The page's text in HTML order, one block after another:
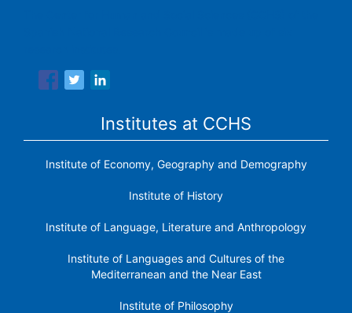
Institutes at CCHS
Institute of Economy, Geography and Demography
Institute of History
Institute of Language, Literature and Anthropology
Institute of Languages ​​and Cultures of the
Mediterranean and the Near East
Institute of Philosophy